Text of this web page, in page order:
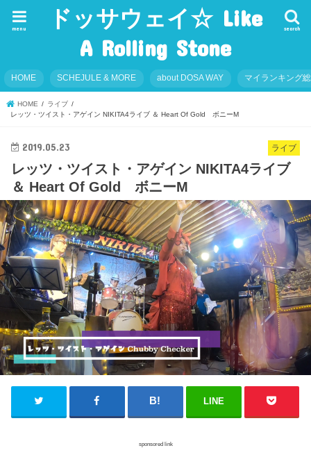
ドッサウェイ☆ Like
A Rolling Stone
search
menu
HOME SCHEJULE & MORE about DOSA WAY マイランキング
HOME
ライブ
レッツ・ツイスト・アゲイン NIKITA4ライブ ＆ Heart Of Gold ボニーM
ライブ
2019.05.23
レッツ・ツイスト・アゲイン NIKITA4ライブ
＆ Heart Of Gold ボニーM
LINE
sponsored link